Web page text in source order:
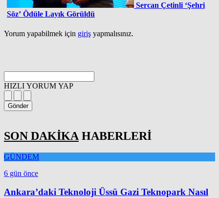
Sercan Çetinli ‘Şehri
Söz’ Ödüle Layık Görüldü
Yorum yapabilmek için giriş yapmalısınız.
HIZLI YORUM YAP
Gönder
SON DAKİKA HABERLERİ
GÜNDEM
6 gün önce
Ankara’daki Teknoloji Üssü Gazi Teknopark Nasıl